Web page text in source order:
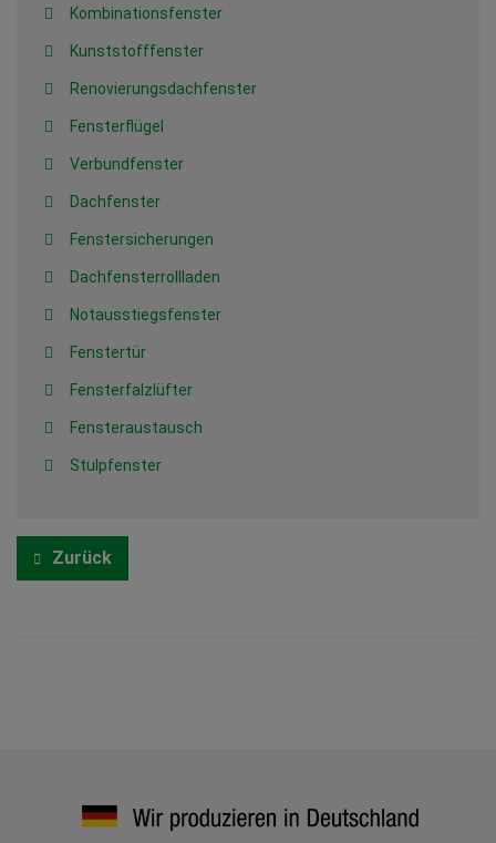
Kombinationsfenster
Kunststofffenster
Renovierungsdachfenster
Fensterflügel
Verbundfenster
Dachfenster
Fenstersicherungen
Dachfensterrollladen
Notausstiegsfenster
Fenstertür
Fensterfalzlüfter
Fensteraustausch
Stulpfenster
Zurück